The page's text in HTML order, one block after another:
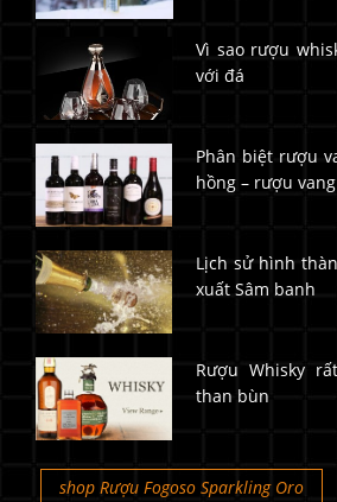
Vì sao rượu
với đá
Phân biệt rượu
hồng – rượu
Lịch sử hình
xuất Sâm banh
Rượu Whisky
than bùn
shop Rượu Fogoso Sparkling Oro